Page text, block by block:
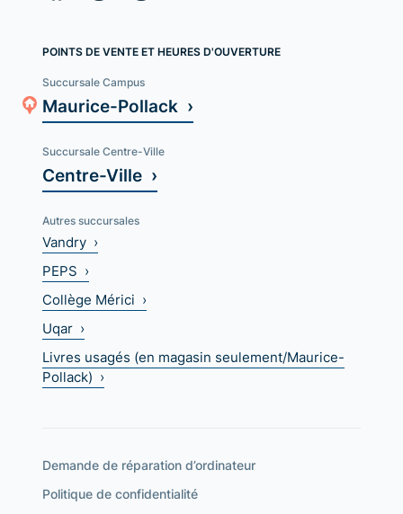
POINTS DE VENTE ET HEURES D'OUVERTURE
Succursale Campus
Maurice-Pollack ›
Succursale Centre-Ville
Centre-Ville ›
Autres succursales
Vandry ›
PEPS ›
Collège Mérici ›
Uqar ›
Livres usagés (en magasin seulement/Maurice-
Pollack) ›
Demande de réparation d’ordinateur
Politique de confidentialité